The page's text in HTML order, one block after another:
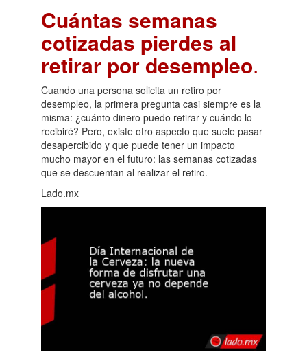
Cuántas semanas
cotizadas pierdes al
retirar por desempleo.
Cuando una persona solicita un retiro por
desempleo, la primera pregunta casi siempre es la
misma: ¿cuánto dinero puedo retirar y cuándo lo
recibiré? Pero, existe otro aspecto que suele pasar
desapercibido y que puede tener un impacto
mucho mayor en el futuro: las semanas cotizadas
que se descuentan al realizar el retiro.
Lado.mx